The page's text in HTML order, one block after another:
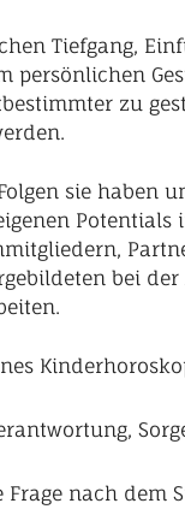
Tiefgang,
zu
sie haben
bei
nach